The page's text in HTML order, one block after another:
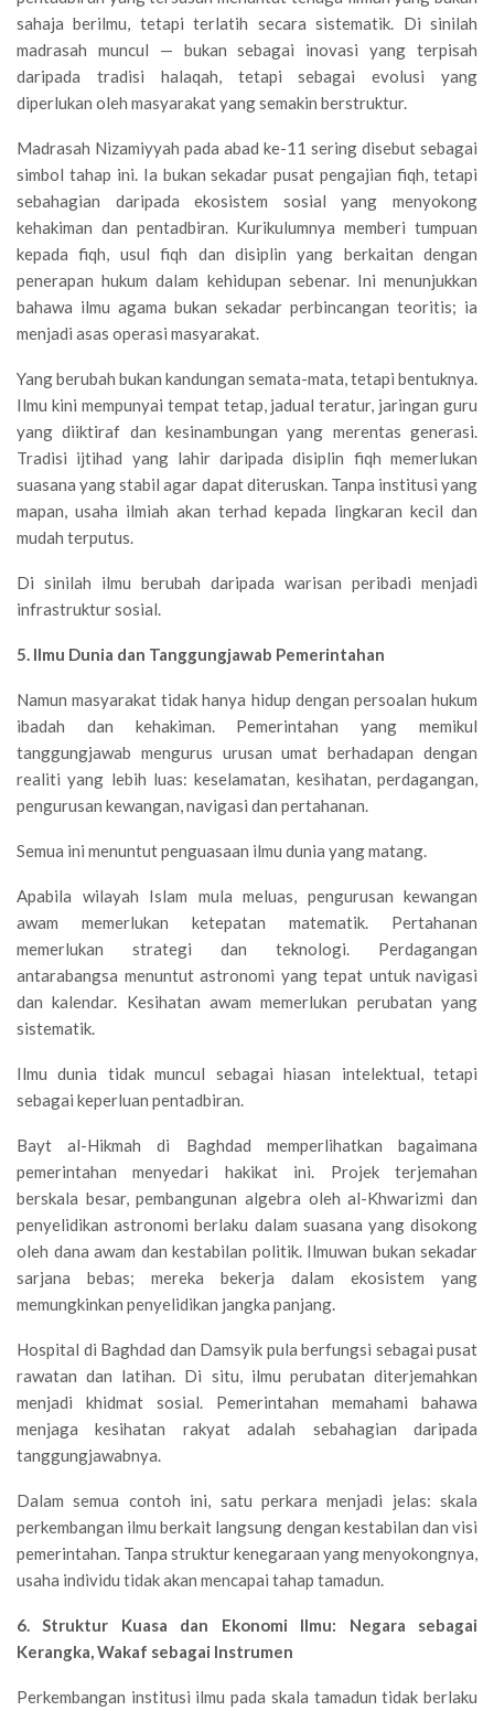
sahaja berilmu, tetapi terlatih secara sistematik. Di sinilah
madrasah muncul — bukan sebagai inovasi yang terpisah
daripada tradisi halaqah, tetapi sebagai evolusi yang
diperlukan oleh masyarakat yang semakin berstruktur.
Madrasah Nizamiyyah pada abad ke-11 sering disebut sebagai
simbol tahap ini. Ia bukan sekadar pusat pengajian fiqh, tetapi
sebahagian daripada ekosistem sosial yang menyokong
kehakiman dan pentadbiran. Kurikulumnya memberi tumpuan
kepada fiqh, usul fiqh dan disiplin yang berkaitan dengan
penerapan hukum dalam kehidupan sebenar. Ini menunjukkan
bahawa ilmu agama bukan sekadar perbincangan teoritis; ia
menjadi asas operasi masyarakat.
Yang berubah bukan kandungan semata-mata, tetapi bentuknya.
Ilmu kini mempunyai tempat tetap, jadual teratur, jaringan guru
yang diiktiraf dan kesinambungan yang merentas generasi.
Tradisi ijtihad yang lahir daripada disiplin fiqh memerlukan
suasana yang stabil agar dapat diteruskan. Tanpa institusi yang
mapan, usaha ilmiah akan terhad kepada lingkaran kecil dan
mudah terputus.
Di sinilah ilmu berubah daripada warisan peribadi menjadi
infrastruktur sosial.
5. Ilmu Dunia dan Tanggungjawab Pemerintahan
Namun masyarakat tidak hanya hidup dengan persoalan hukum
ibadah dan kehakiman. Pemerintahan yang memikul
tanggungjawab mengurus urusan umat berhadapan dengan
realiti yang lebih luas: keselamatan, kesihatan, perdagangan,
pengurusan kewangan, navigasi dan pertahanan.
Semua ini menuntut penguasaan ilmu dunia yang matang.
Apabila wilayah Islam mula meluas, pengurusan kewangan
awam memerlukan ketepatan matematik. Pertahanan
memerlukan strategi dan teknologi. Perdagangan
antarabangsa menuntut astronomi yang tepat untuk navigasi
dan kalendar. Kesihatan awam memerlukan perubatan yang
sistematik.
Ilmu dunia tidak muncul sebagai hiasan intelektual, tetapi
sebagai keperluan pentadbiran.
Bayt al-Hikmah di Baghdad memperlihatkan bagaimana
pemerintahan menyedari hakikat ini. Projek terjemahan
berskala besar, pembangunan algebra oleh al-Khwarizmi dan
penyelidikan astronomi berlaku dalam suasana yang disokong
oleh dana awam dan kestabilan politik. Ilmuwan bukan sekadar
sarjana bebas; mereka bekerja dalam ekosistem yang
memungkinkan penyelidikan jangka panjang.
Hospital di Baghdad dan Damsyik pula berfungsi sebagai pusat
rawatan dan latihan. Di situ, ilmu perubatan diterjemahkan
menjadi khidmat sosial. Pemerintahan memahami bahawa
menjaga kesihatan rakyat adalah sebahagian daripada
tanggungjawabnya.
Dalam semua contoh ini, satu perkara menjadi jelas: skala
perkembangan ilmu berkait langsung dengan kestabilan dan visi
pemerintahan. Tanpa struktur kenegaraan yang menyokongnya,
usaha individu tidak akan mencapai tahap tamadun.
6. Struktur Kuasa dan Ekonomi Ilmu: Negara sebagai
Kerangka, Wakaf sebagai Instrumen
Perkembangan institusi ilmu pada skala tamadun tidak berlaku